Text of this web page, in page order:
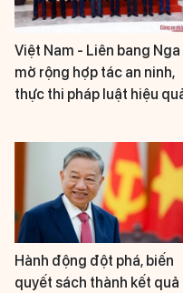
Việt Nam - Liên bang Nga
mở rộng hợp tác an ninh,
thực thi pháp luật hiệu
Hành động đột phá, biến
quyết sách thành kết quả